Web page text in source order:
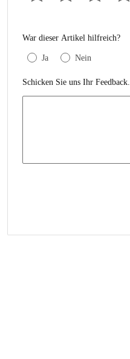
War dieser Artikel hilfreich?
Ja Nein
Schicken Sie uns Ihr Feedback.